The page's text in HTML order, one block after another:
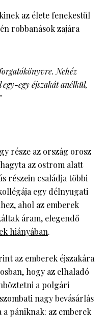
az élete fenekestül
robbanások zajára
Nehéz
egy éjszakát anélkül,
része az ország orosz
az ostrom alatt
részein családja többi
egy délnyugati
ahol az emberek
áram, elegendő
hiányában.
az emberek éjszakára
hogy az elhaladó
a polgári
nagy bevásárlás
pániknak: az emberek